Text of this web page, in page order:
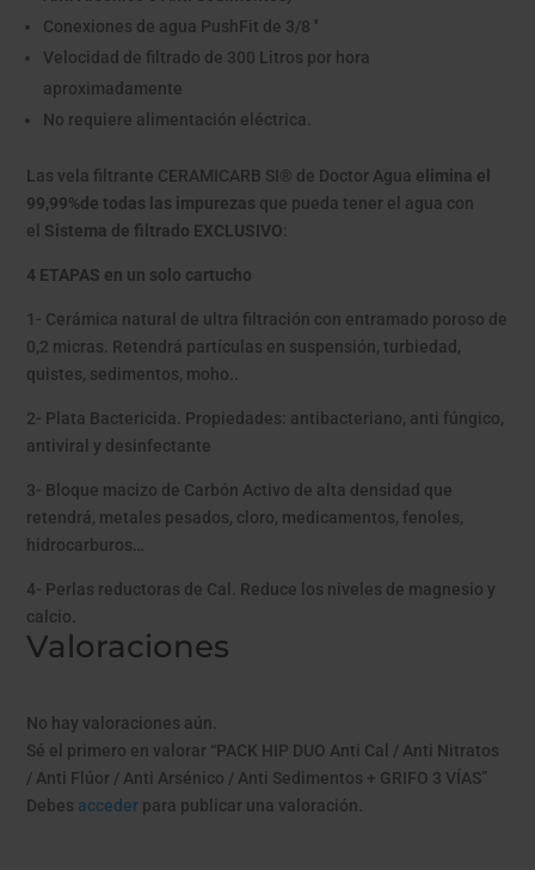
Conexiones de agua PushFit de 3/8 ''
Velocidad de filtrado de 300 Litros por hora
aproximadamente
No requiere alimentación eléctrica.
Las vela filtrante CERAMICARB SI® de Doctor Agua elimina el
99,99%de todas las impurezas que pueda tener el agua con
el Sistema de filtrado EXCLUSIVO:
4 ETAPAS en un solo cartucho
1- Cerámica natural de ultra filtración con entramado poroso de
0,2 micras. Retendrá partículas en suspensión, turbiedad,
quistes, sedimentos, moho..
2- Plata Bactericida. Propiedades: antibacteriano, anti fúngico,
antiviral y desinfectante
3- Bloque macizo de Carbón Activo de alta densidad que
retendrá, metales pesados, cloro, medicamentos, fenoles,
hidrocarburos…
4- Perlas reductoras de Cal. Reduce los niveles de magnesio y
calcio.
Valoraciones
No hay valoraciones aún.
Sé el primero en valorar “PACK HIP DUO Anti Cal / Anti Nitratos
/ Anti Flúor / Anti Arsénico / Anti Sedimentos + GRIFO 3 VÍAS”
Debes acceder para publicar una valoración.